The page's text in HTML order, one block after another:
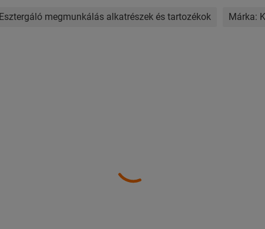
Esztergáló megmunkálás alkatrészek és tartozékok Márka: